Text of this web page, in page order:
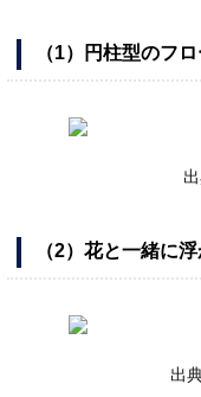
（1）円柱型のフ
出
（2）花と一緒に
出